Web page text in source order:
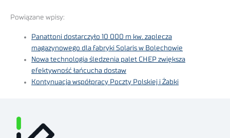
Powiązane wpisy:
Panattoni dostarczyło 10 000 m kw. zaplecza
magazynowego dla fabryki Solaris w Bolechowie
Nowa technologia śledzenia palet CHEP zwiększa
efektywność łańcucha dostaw
Kontynuacja współpracy Poczty Polskiej i Żabki